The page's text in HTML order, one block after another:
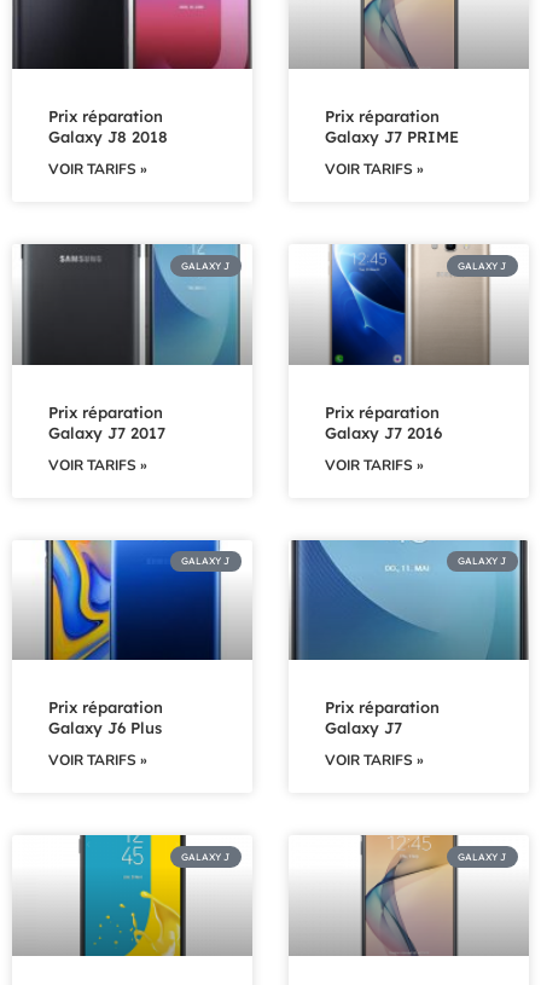
Prix réparation
Galaxy J8 2018
VOIR TARIFS »
Prix réparation
Galaxy J7 PRIME
VOIR TARIFS »
GALAXY J
Prix réparation
Galaxy J7 2017
VOIR TARIFS »
GALAXY J
Prix réparation
Galaxy J7 2016
VOIR TARIFS »
GALAXY J
Prix réparation
Galaxy J6 Plus
VOIR TARIFS »
GALAXY J
Prix réparation
Galaxy J7
VOIR TARIFS »
GALAXY J GALAXY J